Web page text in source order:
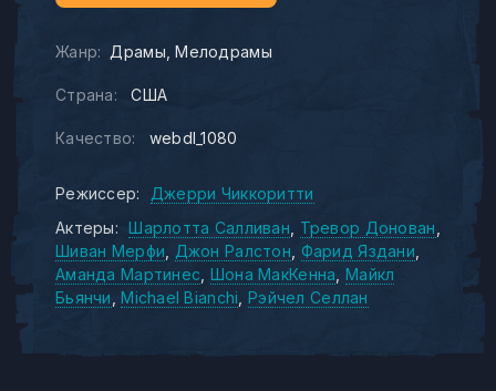
Жанр: Драмы Мелодрамы
Страна: США
Качество: webdl_1080
Режиссер:
Джерри Чиккоритти
Актеры:
Шарлотта Салливан
Тревор Донован
Шиван Мерфи
Джон Ралстон
Фарид Яздани
Аманда Мартинес Шона МакКенна Майкл
Бьянчи
Michael Bianchi Рэйчел Селлан